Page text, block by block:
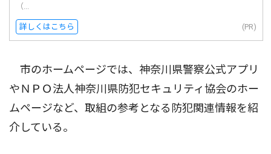
（...
詳しくはこちら (PR)
市のホームページでは、神奈川県警察公式アプリ
やＮＰＯ法人神奈川県防犯セキュリティ協会のホー
ムページなど、取組の参考となる防犯関連情報を紹
介している。